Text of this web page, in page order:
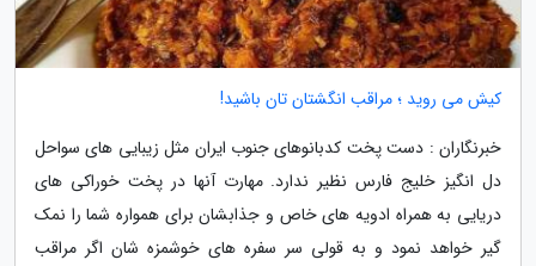
کیش می روید ؛ مراقب انگشتان تان باشید!
خبرنگاران : دست پخت کدبانوهای جنوب ایران مثل زیبایی های سواحل
دل انگیز خلیج فارس نظیر ندارد. مهارت آنها در پخت خوراکی های
دریایی به همراه ادویه های خاص و جذابشان برای همواره شما را نمک
گیر خواهد نمود و به قولی سر سفره های خوشمزه شان اگر مراقب